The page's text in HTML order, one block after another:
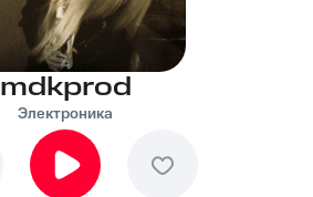
mdkprod
Электроника